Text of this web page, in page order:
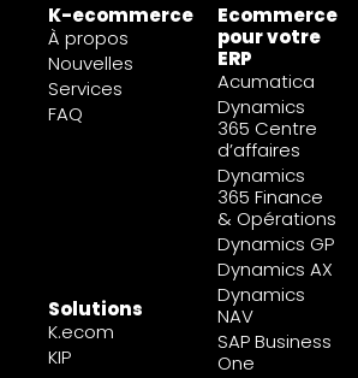
K-ecommerce
À propos
Nouvelles
Services
FAQ
Solutions
K.ecom
KIP
Ecommerce
pour votre
ERP
Acumatica
Dynamics
365 Centre
d’affaires
Dynamics
365 Finance
& Opérations
Dynamics GP
Dynamics AX
Dynamics
NAV
SAP Business
One